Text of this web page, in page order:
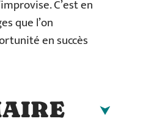
C’est en
que l’on
en succès